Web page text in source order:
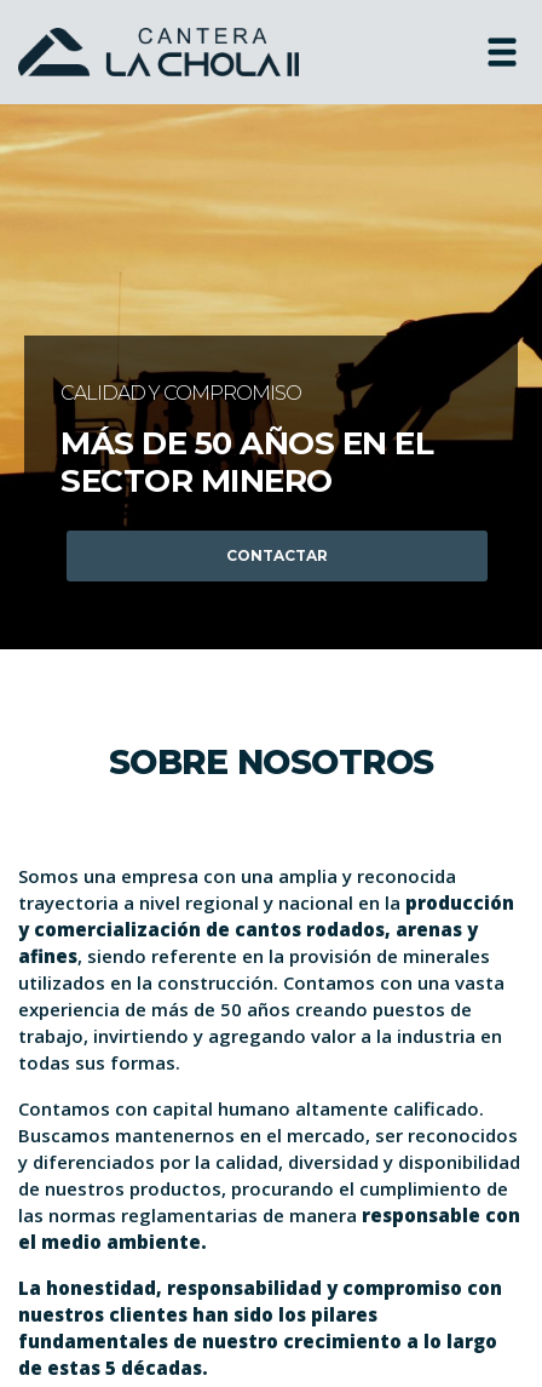
CALIDAD Y COMPROMISO
MÁS DE 50 AÑOS EN EL
SECTOR MINERO
CONTACTAR
SOBRE NOSOTROS
Somos una empresa con una amplia y reconocida
trayectoria a nivel regional y nacional en la producción
y comercialización de cantos rodados, arenas y
afines, siendo referente en la provisión de minerales
utilizados en la construcción. Contamos con una vasta
experiencia de más de 50 años creando puestos de
trabajo, invirtiendo y agregando valor a la industria en
todas sus formas.
Contamos con capital humano altamente calificado.
Buscamos mantenernos en el mercado, ser reconocidos
y diferenciados por la calidad, diversidad y disponibilidad
de nuestros productos, procurando el cumplimiento de
las normas reglamentarias de manera responsable con
el medio ambiente.
La honestidad, responsabilidad y compromiso con
nuestros clientes han sido los pilares
fundamentales de nuestro crecimiento a lo largo
de estas 5 décadas.